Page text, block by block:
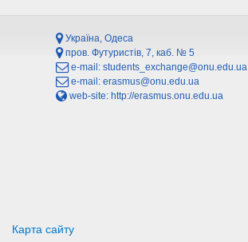
Україна, Одеса
пров. Футуристів, 7, каб. № 5
e-mail: students_exchange@onu.edu.ua
e-mail: erasmus@onu.edu.ua
web-site: http://erasmus.onu.edu.ua
Карта сайту